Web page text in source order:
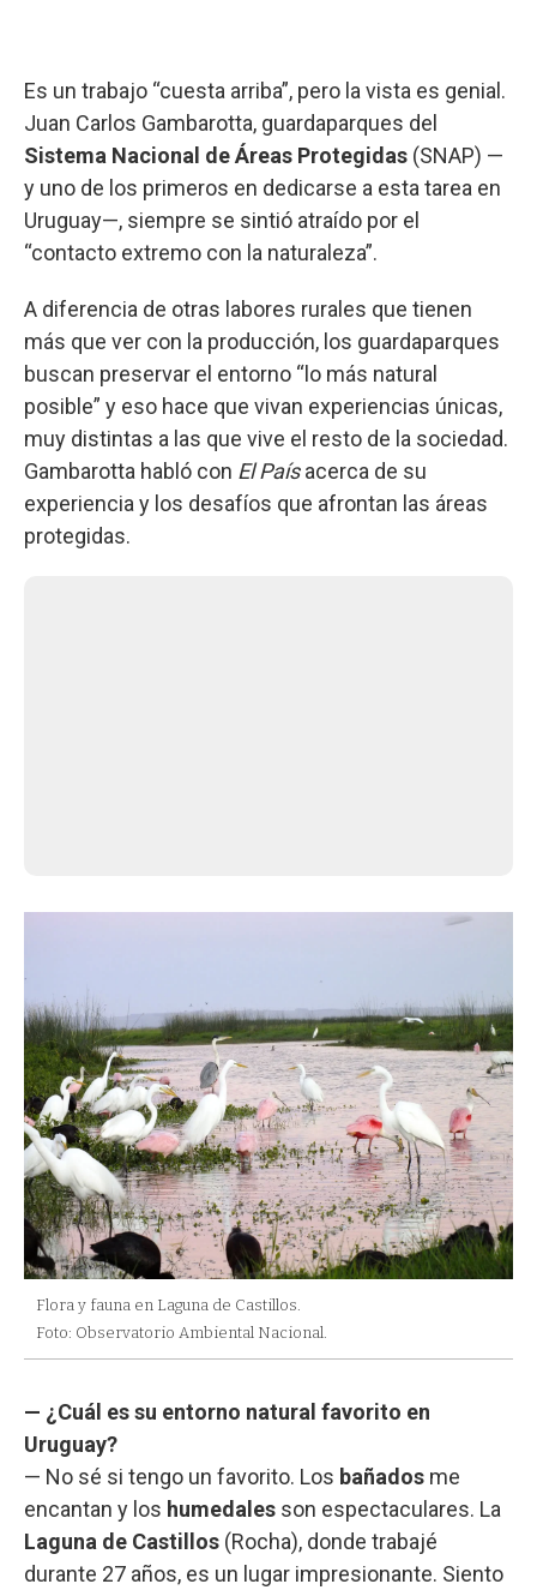
Es un trabajo “cuesta arriba”, pero la vista es genial.
Juan Carlos Gambarotta, guardaparques del
Sistema Nacional de Áreas Protegidas (SNAP) —
y uno de los primeros en dedicarse a esta tarea en
Uruguay—, siempre se sintió atraído por el
“contacto extremo con la naturaleza”.
A diferencia de otras labores rurales que tienen
más que ver con la producción, los guardaparques
buscan preservar el entorno “lo más natural
posible” y eso hace que vivan experiencias únicas,
muy distintas a las que vive el resto de la sociedad.
Gambarotta habló con El Paísacerca de su
experiencia y los desafíos que afrontan las áreas
protegidas.
Flora y fauna en Laguna de Castillos.
Foto: Observatorio Ambiental Nacional.
— ¿Cuál es su entorno natural favorito en
Uruguay?
— No sé si tengo un favorito. Los bañados me
encantan y los humedales son espectaculares. La
Laguna de Castillos (Rocha), donde trabajé
durante 27 años, es un lugar impresionante. Siento